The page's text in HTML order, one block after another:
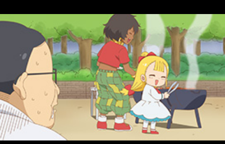
loading...